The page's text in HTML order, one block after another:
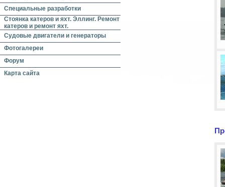
Специальные разработки
Стоянка катеров и яхт. Эллинг. Ремонт
катеров и ремонт яхт.
Судовые двигатели и генераторы
Фотогалереи
Форум
Карта сайта